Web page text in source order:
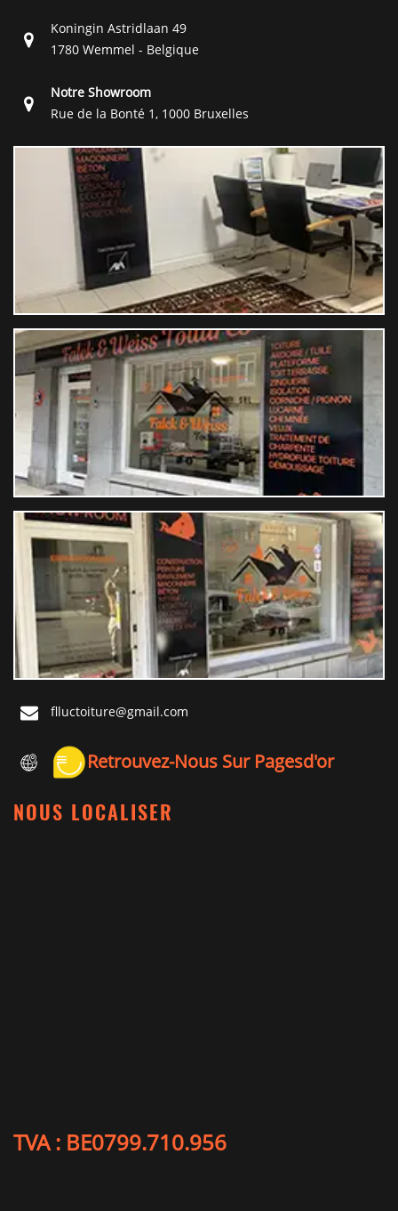
Koningin Astridlaan 49
1780 Wemmel - Belgique
Notre Showroom
Rue de la Bonté 1, 1000 Bruxelles
flluctoiture@gmail.com
Retrouvez-Nous Sur Pagesd'or
NOUS LOCALISER
TVA : BE0799.710.956